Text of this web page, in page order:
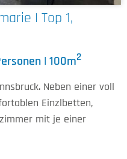
| Top 1,
| 100m2
Neben einer voll
Einzlbetten,
mit je einer